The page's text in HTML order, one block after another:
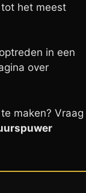
het meest
in een
over
maken? Vraag